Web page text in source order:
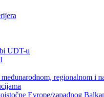
UDT-u
regionalnom i
Evrope/zapadnog